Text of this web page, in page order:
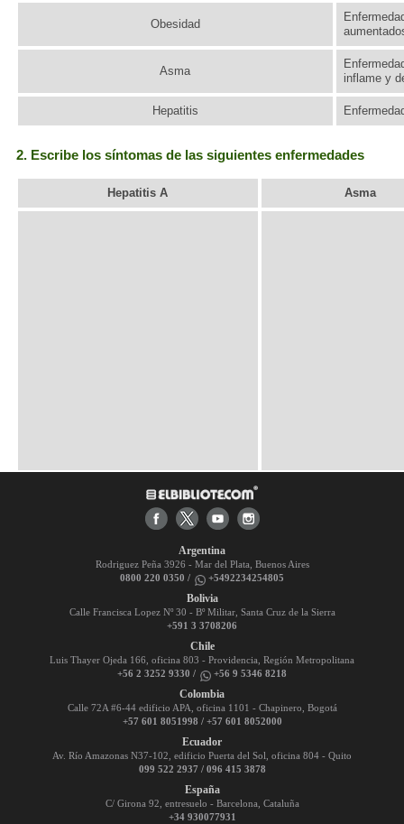
Obesidad
Asma
inflame y
Hepatitis
2. Escribe los síntomas de las siguientes enfermedades
Hepatitis A Asma
Argentina
Rodriguez Peña 3926 - Mar del Plata, Buenos Aires
0800 220 0350 /
+5492234254805
Bolivia
Calle Francisca Lopez Nº 30 - Bº Militar, Santa Cruz de la Sierra
+591 3 3708206
Chile
Luis Thayer Ojeda 166, oficina 803 - Providencia, Región Metropolitana
+56 2 3252 9330 /
+56 9 5346 8218
Colombia
Calle 72A #6-44 edificio APA, oficina 1101 - Chapinero, Bogotá
+57 601 8051998 / +57 601 8052000
Ecuador
Av. Río Amazonas N37-102, edificio Puerta del Sol, oficina 804 - Quito
099 522 2937 / 096 415 3878
España
C/ Girona 92, entresuelo - Barcelona, Cataluña
+34 930077931